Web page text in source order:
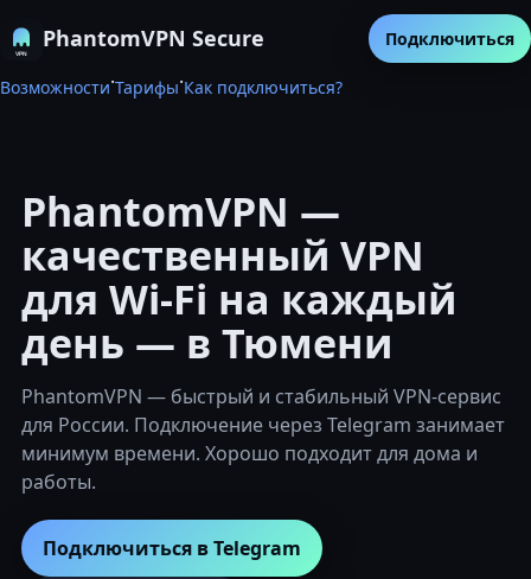
PhantomVPN Secure
Возможности·Тарифы·Как подключиться?
Подключиться
PhantomVPN —
качественный VPN
для Wi-Fi на каждый
день — в Тюмени
PhantomVPN — быстрый и стабильный VPN-сервис
для России. Подключение через Telegram занимает
минимум времени. Хорошо подходит для дома и
работы.
Подключиться в Telegram